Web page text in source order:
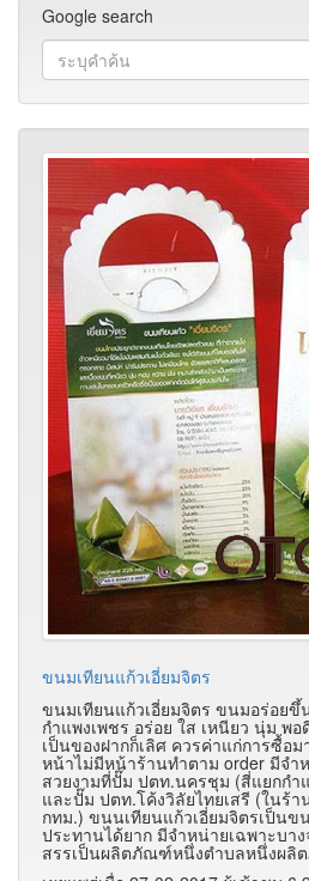
Google search
ขนมเทียนแก้วเอี่ยมจิตร
ขนมเทียนแก้วเอี่ยมจิตร ขนมอร่อยขึ้
กำแพงเพชร อร่อย ใส เหนียว นุ่ม พ
เป็นของฝากก็เลิศ ควรค่าแก่การซื้อ
หน้าไม่มีหน้าร้านทำตาม order มีจ
สวยงามที่ปั๊ม ปตท.นครชุม (สี่แยกกำ
และปั๊ม ปตท.โค้งวิลัยไทยเสรี (ในร้า
กทม.) ขนนเทียนแก้วเอี่ยมจิตรเป็น
ประทานได้ยาก มีจำหน่ายเฉพาะบา
สรรเป็นผลิตภัณฑ์หนึ่งตำบลหนึ่งผลิ